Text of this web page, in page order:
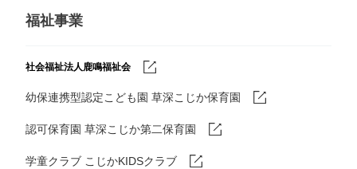
福祉事業
社会福祉法人鹿鳴福祉会
幼保連携型認定こども園 草深こじか保育園
認可保育園 草深こじか第二保育園
学童クラブ こじかKIDSクラブ